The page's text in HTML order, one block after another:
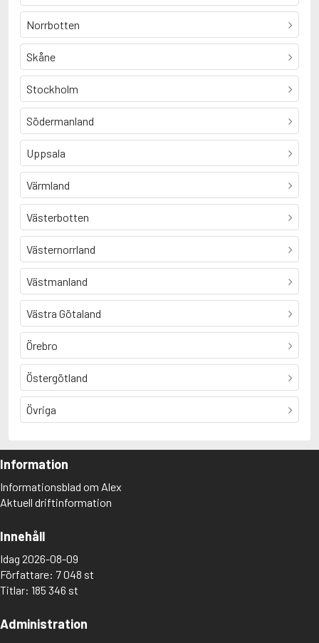
Norrbotten
Skåne
Stockholm
Södermanland
Uppsala
Värmland
Västerbotten
Västernorrland
Västmanland
Västra Götaland
Örebro
Östergötland
Övriga
Information
Informationsblad om Alex
Aktuell driftinformation
Innehåll
Idag 2026-08-09
Författare: 7 048 st
Titlar: 185 346 st
Administration